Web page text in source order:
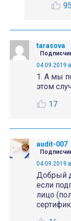
95
tarasova
04.09.2019
1. А мы
этом
17
audit-007
04.09.2019
Добрый
если
лицо